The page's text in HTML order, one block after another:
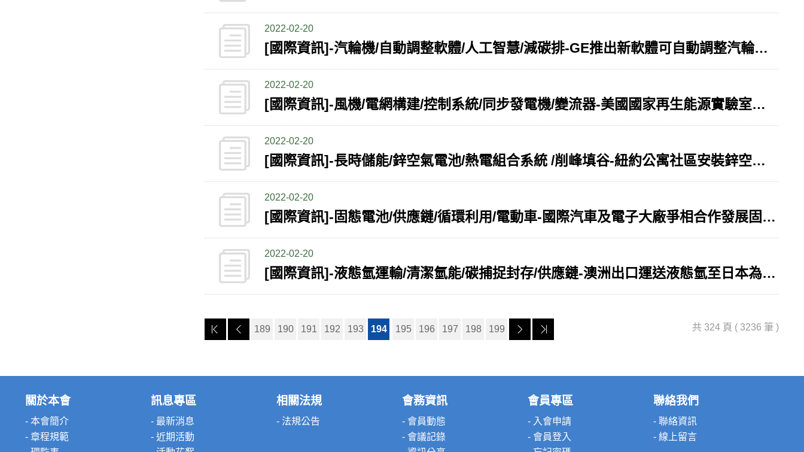
2022-02-20
[國際資訊]-汽輪機/自動調整軟體/人工智慧/減碳排-GE推出新軟體可自動調整汽輪機性能使其最佳化
2022-02-20
[國際資訊]-風機/電網構建/控制系統/同步發電機/變流器-美國國家再生能源實驗室與GE合作測試示範風機之電網構建技術
2022-02-20
[國際資訊]-長時儲能/鋅空氣電池/熱電組合系統 /削峰填谷-紐約公寓社區安裝鋅空氣電池進行長時儲能示範計畫
2022-02-20
[國際資訊]-固態電池/供應鏈/循環利用/電動車-國際汽車及電子大廠爭相合作發展固態電池製造及循環利用供應鏈
2022-02-20
[國際資訊]-液態氫運輸/清潔氫能/碳捕捉封存/供應鏈-澳洲出口運送液態氫至日本為全球首例
189 190 191 192 193 194 195 196 197 198 199 共 324 頁 ( 3236 筆 )
關於本會
- 本會簡介
- 章程規範
訊息專區
- 最新消息
- 近期活動
相關法規
- 法規公告
會務資訊
- 會員動態
- 會議記錄
會員專區
- 入會申請
- 會員登入
聯絡我們
- 聯絡資訊
- 線上留言